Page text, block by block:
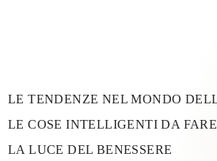
LE TENDENZE NEL MONDO
LE COSE INTELLIGENTI DA
LA LUCE DEL BENESSERE